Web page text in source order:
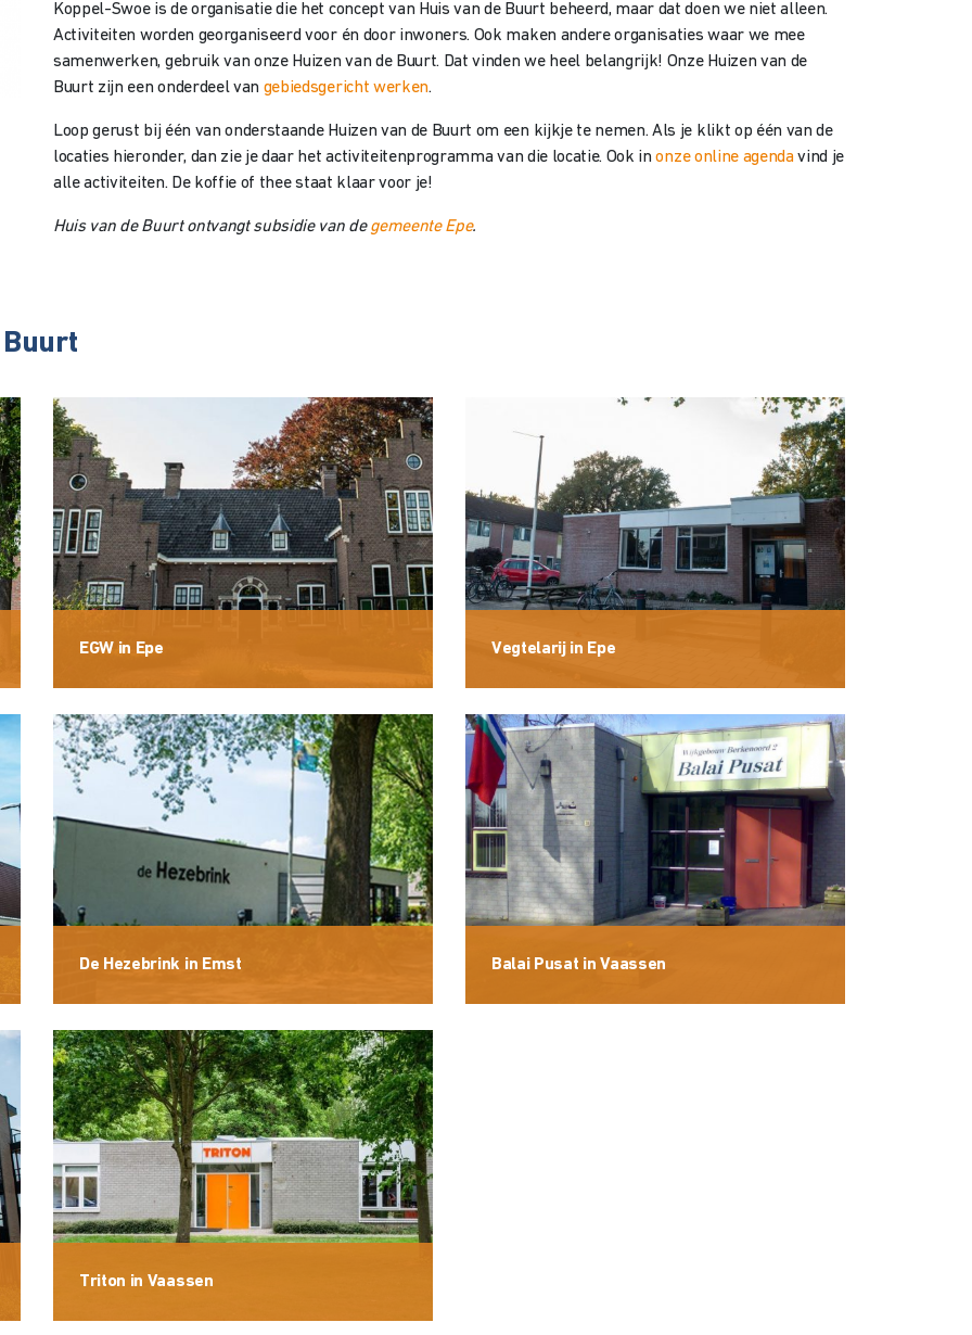
Koppel-Swoe is de organisatie die het concept van Huis van de Buurt beheerd, maar dat doen we niet alleen.
Activiteiten worden georganiseerd voor én door inwoners. Ook maken andere organisaties waar we mee
samenwerken, gebruik van onze Huizen van de Buurt. Dat vinden we heel belangrijk! Onze Huizen van de
Buurt zijn een onderdeel van gebiedsgericht werken.
Loop gerust bij één van onderstaande Huizen van de Buurt om een kijkje te nemen. Als je klikt op één van de
locaties hieronder, dan zie je daar het activiteitenprogramma van die locatie. Ook inonze online agendavind je
alle activiteiten. De koffie of thee staat klaar voor je!
Huis van de Buurt ontvangt subsidie van degemeente Epe.
Buurt
EGW in Epe Vegtelarij in Epe
De Hezebrink in Emst Balai Pusat in Vaassen
Triton in Vaassen